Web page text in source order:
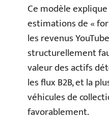
Ce modèle
estimations de «
les revenus
structurellement
valeur des actifs
les flux B2B, et la
véhicules de
favorablement.